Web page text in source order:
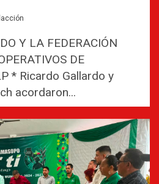
Y LA FEDERACIÓN
DE
* Ricardo Gallardo y
acordaron...